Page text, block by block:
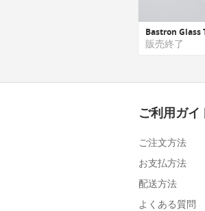
販売終了
ご利用ガイ
ご注文方法
お支払方法
配送方法
よくある質問